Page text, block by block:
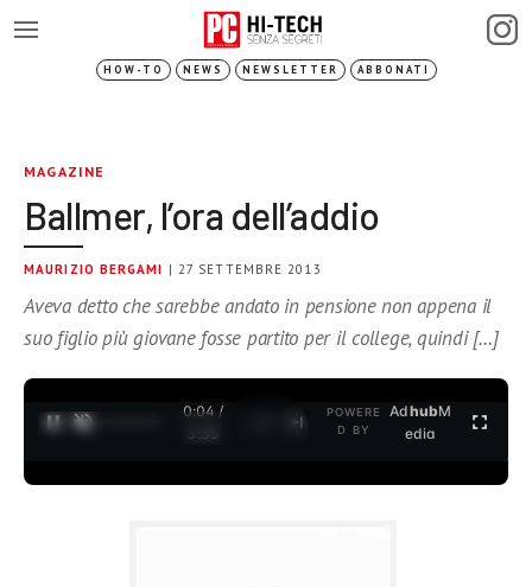
HOW-TO NEWS NEWSLETTER ABBONATI
MAGAZINE
Ballmer, l’ora dell’addio
MAURIZIO BERGAMI | 27 SETTEMBRE 2013
Aveva detto che sarebbe andato in pensione non appena il
suo figlio più giovane fosse partito per il college, quindi […]
0:04 /
3:35
POWERE
D BY
AdhubM
edia